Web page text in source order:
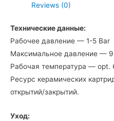
Reviews (0)
Технические данные:
Рабочее давление — 1-5 Bar
Максимальное давление —
Рабочая температура — opt.
Ресурс керамических
открытий/закрытий.
Уход: